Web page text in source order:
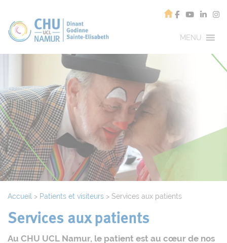
MENU
Accueil > Patients et visiteurs > Services aux patients
Services aux patients
Au CHU UCL Namur, le patient est au cœur de nos